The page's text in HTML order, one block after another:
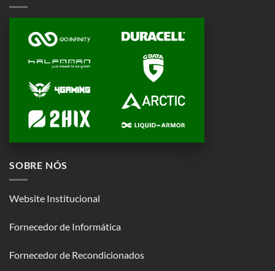
SOBRE NÓS
Website Institucional
Fornecedor de Informática
Fornecedor de Recondicionados